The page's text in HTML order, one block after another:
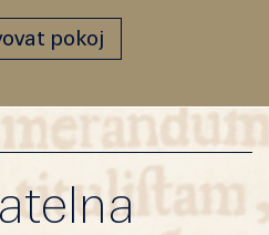
pokoj